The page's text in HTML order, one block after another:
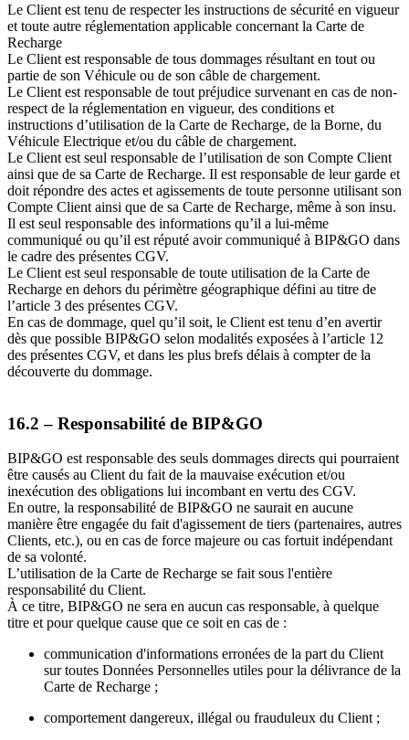
Le Client est tenu de respecter les instructions de sécurité en vigueur
et toute autre réglementation applicable concernant la Carte de
Recharge
Le Client est responsable de tous dommages résultant en tout ou
partie de son Véhicule ou de son câble de chargement.
Le Client est responsable de tout préjudice survenant en cas de non-
respect de la réglementation en vigueur, des conditions et
instructions d’utilisation de la Carte de Recharge, de la Borne, du
Véhicule Electrique et/ou du câble de chargement.
Le Client est seul responsable de l’utilisation de son Compte Client
ainsi que de sa Carte de Recharge. Il est responsable de leur garde et
doit répondre des actes et agissements de toute personne utilisant son
Compte Client ainsi que de sa Carte de Recharge, même à son insu.
Il est seul responsable des informations qu’il a lui-même
communiqué ou qu’il est réputé avoir communiqué à BIP&GO dans
le cadre des présentes CGV.
Le Client est seul responsable de toute utilisation de la Carte de
Recharge en dehors du périmètre géographique défini au titre de
l’article 3 des présentes CGV.
En cas de dommage, quel qu’il soit, le Client est tenu d’en avertir
dès que possible BIP&GO selon modalités exposées à l’article 12
des présentes CGV, et dans les plus brefs délais à compter de la
découverte du dommage.
16.2 – Responsabilité de BIP&GO
BIP&GO est responsable des seuls dommages directs qui pourraient
être causés au Client du fait de la mauvaise exécution et/ou
inexécution des obligations lui incombant en vertu des CGV.
En outre, la responsabilité de BIP&GO ne saurait en aucune
manière être engagée du fait d'agissement de tiers (partenaires, autres
Clients, etc.), ou en cas de force majeure ou cas fortuit indépendant
de sa volonté.
L’utilisation de la Carte de Recharge se fait sous l'entière
responsabilité du Client.
À ce titre, BIP&GO ne sera en aucun cas responsable, à quelque
titre et pour quelque cause que ce soit en cas de :
communication d'informations erronées de la part du Client
sur toutes Données Personnelles utiles pour la délivrance de la
Carte de Recharge ;
comportement dangereux, illégal ou frauduleux du Client ;